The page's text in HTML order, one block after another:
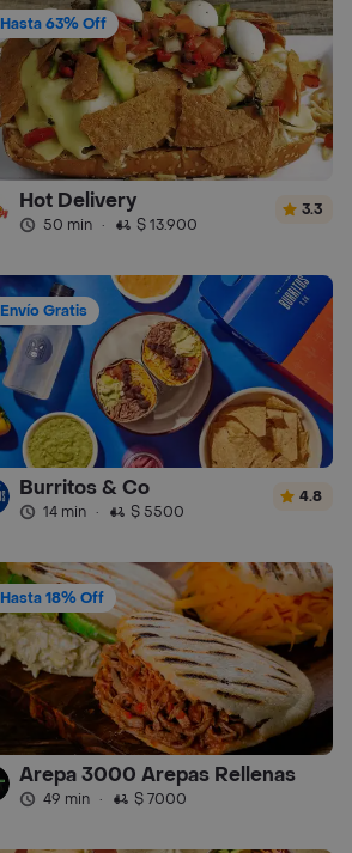
Hasta 63% Off
Hot Delivery
50 min · $ 13.900
3.3
Envío Gratis
Burritos & Co
14 min · $ 5500
4.8
Hasta 18% Off
Arepa 3000 Arepas Rellenas
49 min · $ 7000